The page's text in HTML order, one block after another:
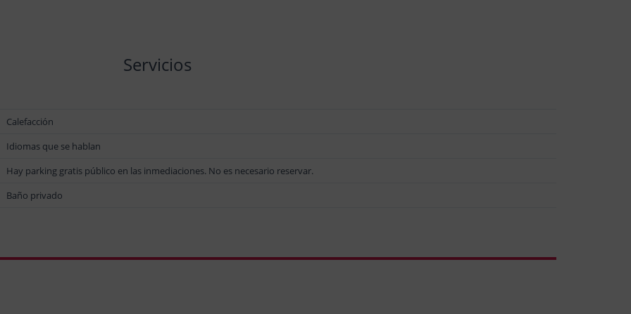
Servicios
Calefacción
Idiomas que se hablan
Hay parking gratis público en las inmediaciones. No es necesario reservar.
Baño privado